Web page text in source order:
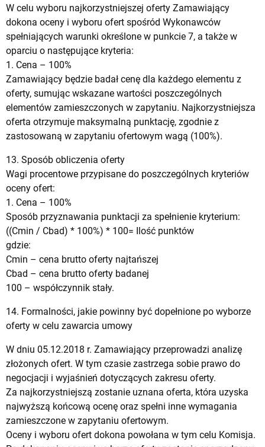
W celu wyboru najkorzystniejszej oferty Zamawiający
dokona oceny i wyboru ofert spośród Wykonawców
spełniających warunki określone w punkcie 7, a także w
oparciu o następujące kryteria:
1. Cena – 100%
Zamawiający będzie badał cenę dla każdego elementu z
oferty, sumując wskazane wartości poszczególnych
elementów zamieszczonych w zapytaniu. Najkorzystniejsza
oferta otrzymuje maksymalną punktację, zgodnie z
zastosowaną w zapytaniu ofertowym wagą (100%).
13. Sposób obliczenia oferty
Wagi procentowe przypisane do poszczególnych kryteriów
oceny ofert:
1. Cena – 100%
Sposób przyznawania punktacji za spełnienie kryterium:
((Cmin / Cbad) * 100%) * 100= Ilość punktów
gdzie:
Cmin – cena brutto oferty najtańszej
Cbad – cena brutto oferty badanej
100 – współczynnik stały.
14. Formalności, jakie powinny być dopełnione po wyborze
oferty w celu zawarcia umowy
W dniu 05.12.2018 r. Zamawiający przeprowadzi analizę
złożonych ofert. W tym czasie zastrzega sobie prawo do
negocjacji i wyjaśnień dotyczących zakresu oferty.
Za najkorzystniejszą zostanie uznana oferta, która uzyska
najwyższą końcową ocenę oraz spełni inne wymagania
zamieszczone w zapytaniu ofertowym.
Oceny i wyboru ofert dokona powołana w tym celu Komisja.